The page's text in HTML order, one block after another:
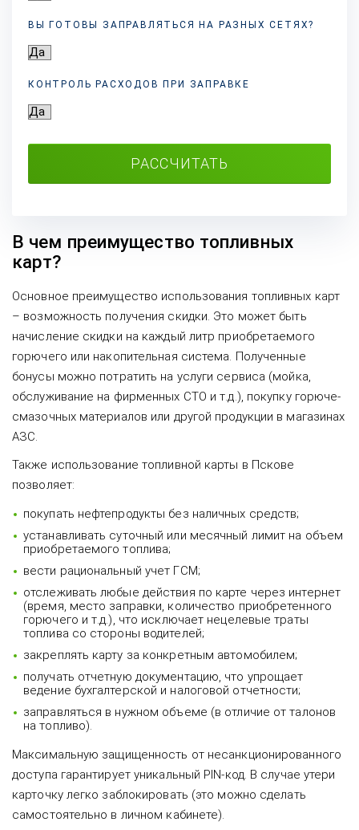
ВЫ ГОТОВЫ ЗАПРАВЛЯТЬСЯ НА РАЗНЫХСЕТЯХ?
КОНТРОЛЬ РАСХОДОВ ПРИ ЗАПРАВКЕ
РАССЧИТАТЬ
В чем преимущество топливных
карт?
Основное преимущество использования топливных карт
– возможность получения скидки. Это может быть
начисление скидки на каждый литр приобретаемого
горючего или накопительная система. Полученные
бонусы можно потратить на услуги сервиса (мойка,
обслуживание на фирменных СТО и т.д.), покупку горюче-
смазочных материалов или другой продукции в магазинах
АЗС.
Также использование топливной карты в Пскове
позволяет:
покупать нефтепродукты без наличных средств;
устанавливать суточный или месячный лимит на объем
приобретаемого топлива;
вести рациональный учет ГСМ;
отслеживать любые действия по карте через интернет
(время, место заправки, количество приобретенного
горючего и т.д.), что исключает нецелевые траты
топлива со стороны водителей;
закреплять карту за конкретным автомобилем;
получать отчетную документацию, что упрощает
ведение бухгалтерской и налоговой отчетности;
заправляться в нужном объеме (в отличие от талонов
на топливо).
Максимальную защищенность от несанкционированного
доступа гарантирует уникальный PIN-код. В случае утери
карточку легко заблокировать (это можно сделать
самостоятельно в личном кабинете).